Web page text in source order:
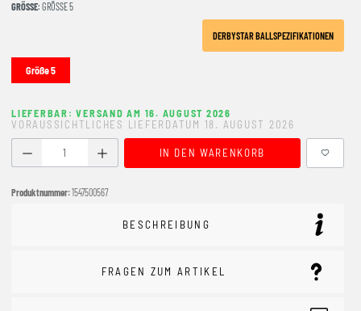
GRÖSSE : GRÖSSE 5
DERBYSTAR BALLSPEZIFIKATIONEN
Größe 5
LIEFERBAR: VERSAND AM 16. AUGUST 2026
VORAUSSICHTLICHES LIEFERDATUM 18. AUGUST 2026
Produkt Anzahl: Gib den gewünschten Wert ein oder
IN DEN WARENKORB
Produktnummer:1547500567
BESCHREIBUNG
FRAGEN ZUM ARTIKEL